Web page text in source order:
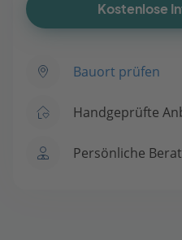
Kostenlose
Bauort prüfen
Handgeprüfte
Persönliche